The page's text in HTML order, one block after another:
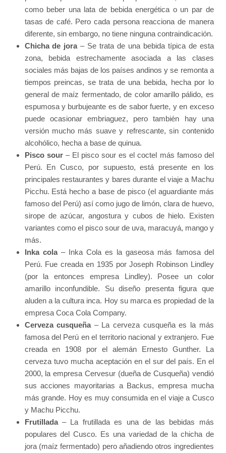
como beber una lata de bebida energética o un par de
tasas de café. Pero cada persona reacciona de manera
diferente, sin embargo, no tiene ninguna contraindicación.
Chicha de jora– Se trata de una bebida típica de esta
zona, bebida estrechamente asociada a las clases
sociales más bajas de los países andinos y se remonta a
tiempos preincas, se trata de una bebida, hecha por lo
general de maíz fermentado, de color amarillo pálido, es
espumosa y burbujeante es de sabor fuerte, y en exceso
puede ocasionar embriaguez, pero también hay una
versión mucho más suave y refrescante, sin contenido
alcohólico, hecha a base de quinua.
Pisco sour– El pisco sour es el coctel más famoso del
Perú. En Cusco, por supuesto, está presente en los
principales restaurantes y bares durante el viaje a Machu
Picchu. Está hecho a base de pisco (el aguardiante más
famoso del Perú) así como jugo de limón, clara de huevo,
sirope de azúcar, angostura y cubos de hielo. Existen
variantes como el pisco sour de uva, maracuyá, mango y
más.
Inka cola– Inka Cola es la gaseosa más famosa del
Perú. Fue creada en 1935 por Joseph Robinson Lindley
(por la entonces empresa Lindley). Posee un color
amarillo inconfundible. Su diseño presenta figura que
aluden a la cultura inca. Hoy su marca es propiedad de la
empresa Coca Cola Company.
Cerveza cusqueña– La cerveza cusqueña es la más
famosa del Perú en el territorio nacional y extranjero. Fue
creada en 1908 por el alemán Ernesto Gunther. La
cerveza tuvo mucha aceptación en el sur del país. En el
2000, la empresa Cervesur (dueña de Cusqueña) vendió
sus acciones mayoritarias a Backus, empresa mucha
más grande. Hoy es muy consumida en el viaje a Cusco
y Machu Picchu.
Frutillada– La frutillada es una de las bebidas más
populares del Cusco. Es una variedad de la chicha de
jora (maíz fermentado) pero añadiendo otros ingredientes